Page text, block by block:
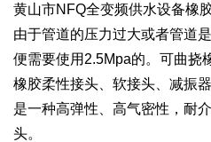
黄山市NFQ全变频供水设备橡
由于管道的压力过大或者管道
便需要使用2.5Mpa的。可曲挠
橡胶柔性接头、软接头、减振
是一种高弹性、高气密性，耐
头。